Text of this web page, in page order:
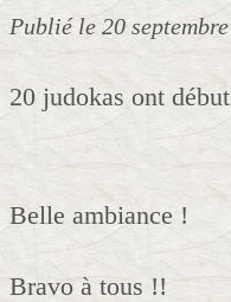
Publié le 20
20 judokas ont
Belle ambiance !
Bravo à tous !!